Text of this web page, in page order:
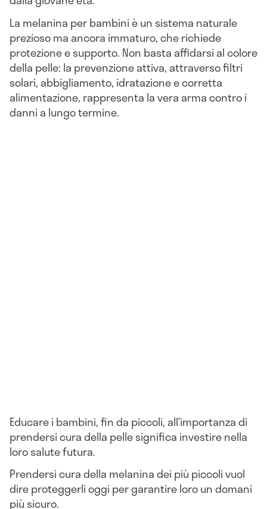
La melanina per bambini è un sistema naturale
prezioso ma ancora immaturo, che richiede
protezione e supporto. Non basta affidarsi al colore
della pelle: la prevenzione attiva, attraverso filtri
solari, abbigliamento, idratazione e corretta
alimentazione, rappresenta la vera arma contro i
danni a lungo termine.
Educare i bambini, fin da piccoli, all’importanza di
prendersi cura della pelle significa investire nella
loro salute futura.
Prendersi cura della melanina dei più piccoli vuol
dire proteggerli oggi per garantire loro un domani
più sicuro.